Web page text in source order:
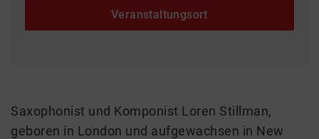
Veranstaltungsort
Saxophonist und Komponist Loren Stillman,
geboren in London und aufgewachsen in New